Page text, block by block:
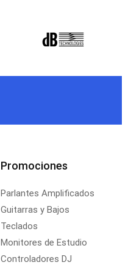
Promociones
Parlantes Amplificados
Guitarras y Bajos
Teclados
Monitores de Estudio
Controladores DJ